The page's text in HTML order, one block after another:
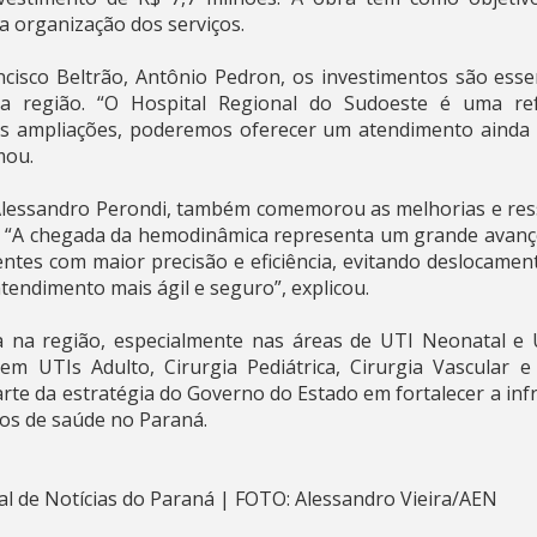
dos serviços.
Beltrão, Antônio Pedron, os investimentos são
região. “O Hospital Regional do Sudoeste é uma
ampliações, poderemos oferecer um atendimento
Perondi, também comemorou as melhorias e
chegada da hemodinâmica representa um grande
com maior precisão e eficiência, evitando
mais ágil e seguro”, explicou.
região, especialmente nas áreas de UTI Neonatal e
UTIs Adulto, Cirurgia Pediátrica, Cirurgia Vascular
da estratégia do Governo do Estado em fortalecer a
de saúde no Paraná.
de Notícias do Paraná | FOTO: Alessandro Vieira/AEN